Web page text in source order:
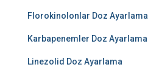
Florokinolonlar Doz Ayarlama
Karbapenemler Doz Ayarlama
Linezolid Doz Ayarlama